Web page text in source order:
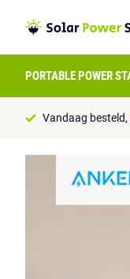
PORTABLE POWER
Vandaag besteld,